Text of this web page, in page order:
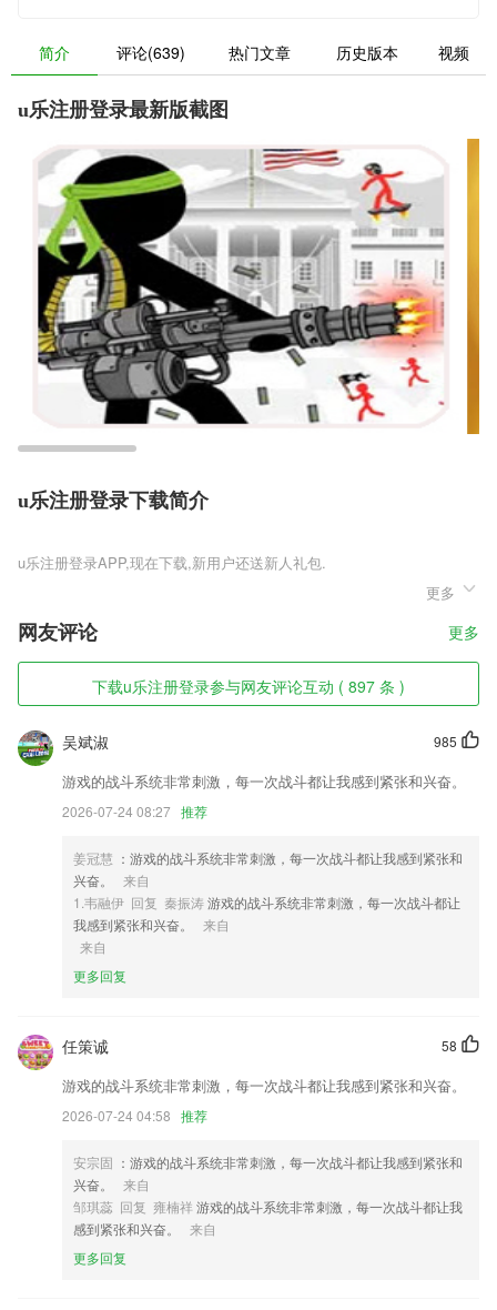
简介 评论(639) 热门文章 历史版本 视频
u乐注册登录最新版截图
u乐注册登录下载简介
u乐注册登录
u乐注册登录是一款将西方魔幻大世界还原的动作手游，最为细腻写实的
立体画面，搭配上不同的职业人物角色，可以让你肆意的在这地图当中穿
梭，不断的挑战各种魔幻野兽，为你暴露出多种装备武器，强化自己的战
力，随时都可以挑战各种魔幻擂台赛，争夺多样的人物名次。
u乐注册登录软件特色
1,自动生成题目，智能评判，自动跳转下一题，体验便捷，学习者每次的
学习内容均从拥有近七千道题的题库中自动生成，智能评判。
2,难度分级控制，确保大家在练习过程中碰到词都是学过的词。
3,应用支持APP自查和风险查询，可快速检测应用和社交账号，避免进入
4,整合百度、神马等6大搜索引擎，全网小说随意搜！
5,手机专业清理手机，一键清理手机，加快手机运行速度，一键清理缓存
6,用户可对于自己日常的一些实用的功能进行编辑添加，让用户可以对于
自己日常的各项生产计划在线的进行设置，非常的实用。
1.●老师、学生和家长可以把自己的各类才艺作品发布共享出来哟！
2.·多平台互联网，随时想学就学互联网教育，随时随地，想学就学
3.交易圈：“高手”汇聚一堂，帮助用户直观了解资深顾问、专业理财师的
交易计划和操作方式，通过“看到”、“跟到”、“学到”，打造适合自身的交易
4.突出操作实用性，提升驾驶技能，培养良好驾驶习惯。
5.专业的在线直播学习平台
更多
网友评论 更多
下载u乐注册登录参与网友评论互动 ( 897 条 )
985
吴斌淑
游戏的战斗系统非常刺激，每一次战斗都让我感到紧张和兴奋。
2026-07-24 08:27 推荐
姜冠慧 ：游戏的战斗系统非常刺激，每一次战斗都让我感到紧张和
兴奋。
来自
1.韦融伊 回复 秦振涛游戏的战斗系统非常刺激，每一次战斗都让
我感到紧张和兴奋。
来自
来自
更多回复
58
任策诚
游戏的战斗系统非常刺激，每一次战斗都让我感到紧张和兴奋。
2026-07-24 04:58 推荐
安宗固 ：游戏的战斗系统非常刺激，每一次战斗都让我感到紧张和
兴奋。
来自
邹琪蕊 回复 雍楠祥游戏的战斗系统非常刺激，每一次战斗都让我
感到紧张和兴奋。
来自
更多回复